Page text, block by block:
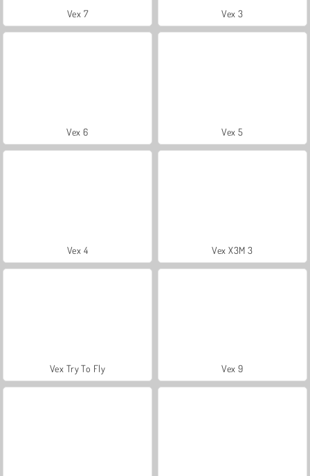
Vex 7 Vex 3
Vex 6 Vex 5
Vex 4 Vex X3M 3
Vex Try To Fly Vex 9